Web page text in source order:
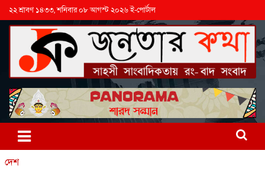
২২ শ্রাবণ ১৪৩৩, শনিবার ০৮ আগস্ট ২০২৬ ই-পোর্টাল
দেশ